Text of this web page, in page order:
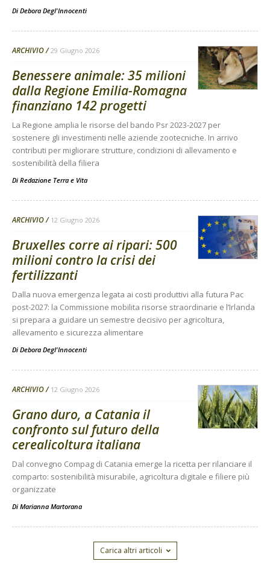
Di Debora Degl'Innocenti
ARCHIVIO 29 Giugno 2026
Benessere animale: 35 milioni
dalla Regione Emilia-Romagna
finanziano 142 progetti
La Regione amplia le risorse del bando Psr 2023-2027 per
sostenere gli investimenti nelle aziende zootecniche. In arrivo
contributi per migliorare strutture, condizioni di allevamento e
sostenibilità della filiera
Di Redazione Terra e Vita
ARCHIVIO 12 Giugno 2026
Bruxelles corre ai ripari: 500
milioni contro la crisi dei
fertilizzanti
Dalla nuova emergenza legata ai costi produttivi alla futura Pac
post-2027: la Commissione mobilita risorse straordinarie e l’Irlanda
si prepara a guidare un semestre decisivo per agricoltura,
allevamento e sicurezza alimentare
Di Debora Degl'Innocenti
ARCHIVIO 12 Giugno 2026
Grano duro, a Catania il
confronto sul futuro della
cerealicoltura italiana
Dal convegno Compag di Catania emerge la ricetta per rilanciare il
comparto: sostenibilità misurabile, agricoltura digitale e filiere più
organizzate
Di Marianna Martorana
Carica altri articoli